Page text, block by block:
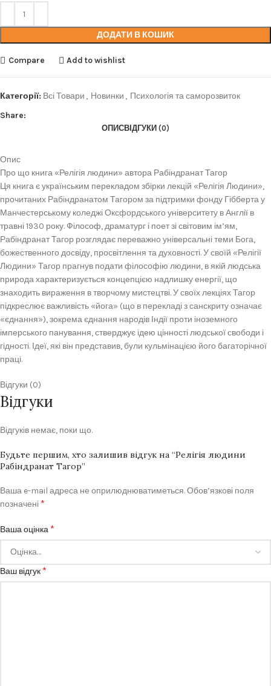
ДОДАТИ В КОШИК
Compare Add to wishlist
Категорії: Всі Товари , Новинки , Психологія та саморозвиток
Share:
ОПИСВІДГУКИ (0)
Опис
Про що книга «Релігія людини» автора Рабіндранат Тагор
Ця книга є українським перекладом збірки лекцій «Релігія Людини»,
прочитаних Рабіндранатом Тагором за підтримки фонду Гібберта у
Манчестерському коледжі Оксфордського університету в Англії в
травні 1930 року. Філософ, драматург і поет зі світовим ім’ям,
Рабіндранат Тагор розглядає переважно універсальні теми Бога,
божественного досвіду, просвітлення та духовності. У своїй «Релігії
Людини» Тагор прагнув подати філософію людини, в якій людська
природа характеризується концепцією надлишку енергії, що
знаходить вираження в творчому мистецтві. У своїх лекціях Тагор
підкреслює важливість «йога» (що в перекладі з санскриту означає
«єднання»), зокрема єднання народів Індії проти іноземного
імперського панування, стверджує ідею цінності людської свободи і
гідності. Ідеї, які він представив, були кульмінацією його багаторічної
праці.
Відгуки (0)
Відгуки
Відгуків немає, поки що.
Будьте першим, хто залишив відгук на “Релігія людини
Рабіндранат Тагор”
Ваша e-mail адреса не оприлюднюватиметься.Обов’язкові поля
позначені *
Ваша оцінка *
Ваш відгук *